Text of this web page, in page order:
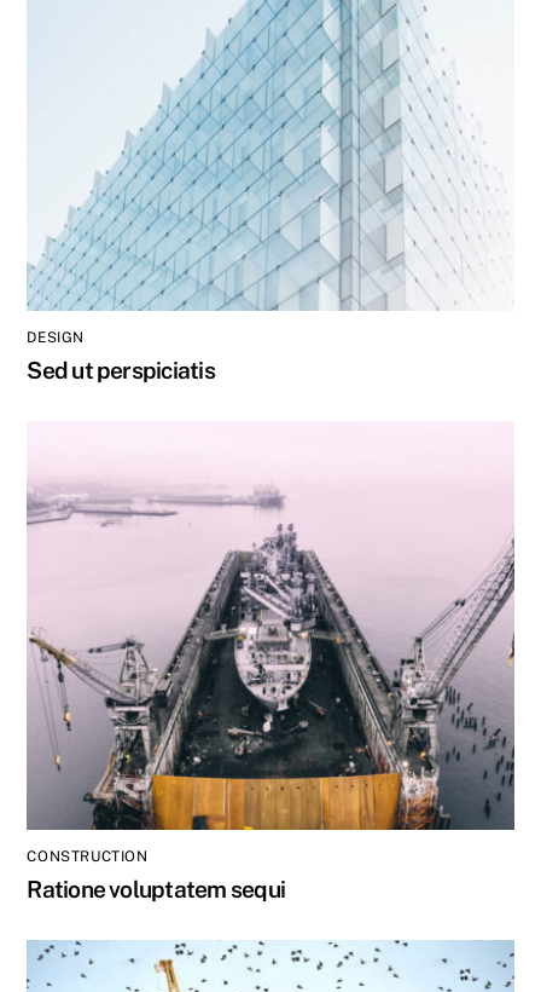
DESIGN
Sed ut perspiciatis
CONSTRUCTION
Ratione voluptatem sequi